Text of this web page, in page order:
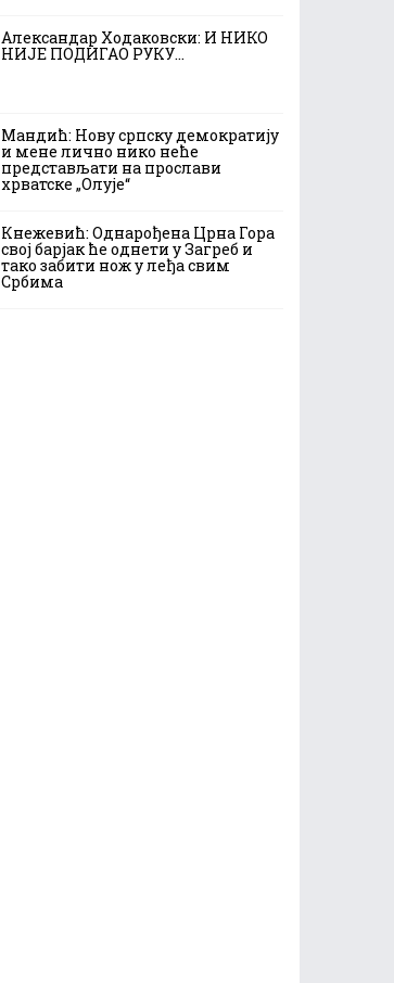
Александар Ходаковски: И НИКО
НИЈЕ ПОДИГАО РУКУ…
Мандић: Нову српску демократију
и мене лично нико неће
представљати на прослави
хрватске „Олује“
Кнежевић: Однарођена Црна Гора
свој барјак ће однети у Загреб и
тако забити нож у леђа свим
Србима